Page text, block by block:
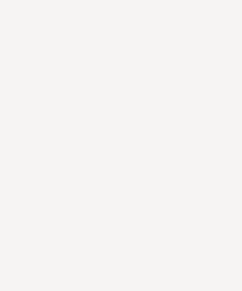
& Schüsseln